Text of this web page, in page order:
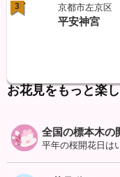
3 京都市左京区
平安神宮
お花見をもっと楽
全国の標本木の
平年の桜開花日は